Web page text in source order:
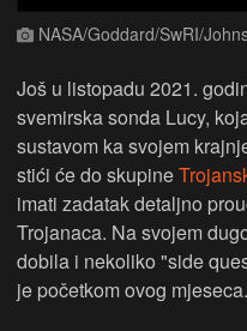
NASA/Goddard/SwRI/
Još u listopadu 2021.
svemirska sonda Lucy,
sustavom ka svojem
stići će do skupine
imati zadatak detaljno
Trojanaca. Na svojem
dobila i nekoliko "side
je početkom ovog mjeseca.